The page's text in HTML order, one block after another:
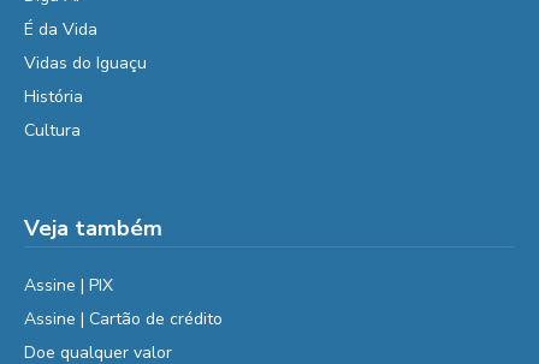
É da Vida
Vidas do Iguaçu
História
Cultura
Veja também
Assine | PIX
Assine | Cartão de crédito
Doe qualquer valor